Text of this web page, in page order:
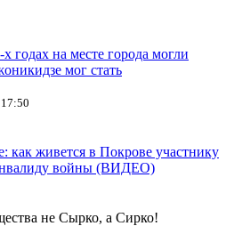
годах на месте города могли
мог стать
как живется в Покрове участнику
войны (ВИДЕО)
не Сырко, а Сирко!